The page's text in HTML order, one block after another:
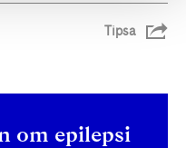
Tipsa
om epilepsi